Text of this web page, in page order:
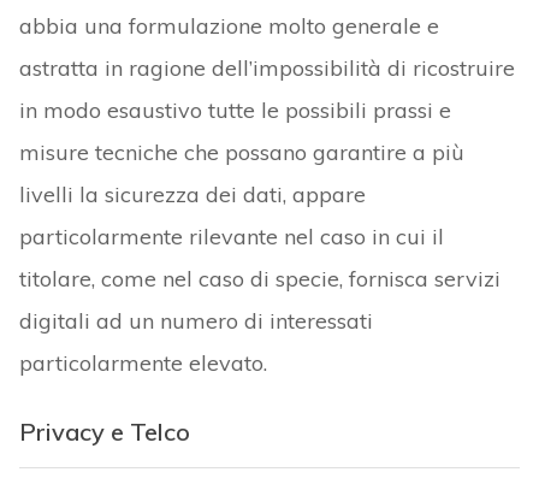
abbia una formulazione molto generale e
astratta in ragione dell’impossibilità di ricostruire
in modo esaustivo tutte le possibili prassi e
misure tecniche che possano garantire a più
livelli la sicurezza dei dati, appare
particolarmente rilevante nel caso in cui il
titolare, come nel caso di specie, fornisca servizi
digitali ad un numero di interessati
particolarmente elevato.
Privacy e Telco